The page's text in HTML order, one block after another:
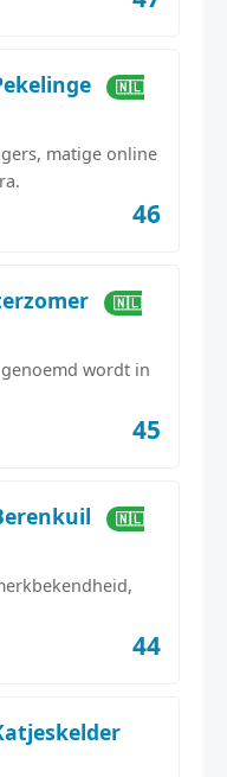
🇳🇱
matige online
46
🇳🇱
wordt in
45
🇳🇱
44